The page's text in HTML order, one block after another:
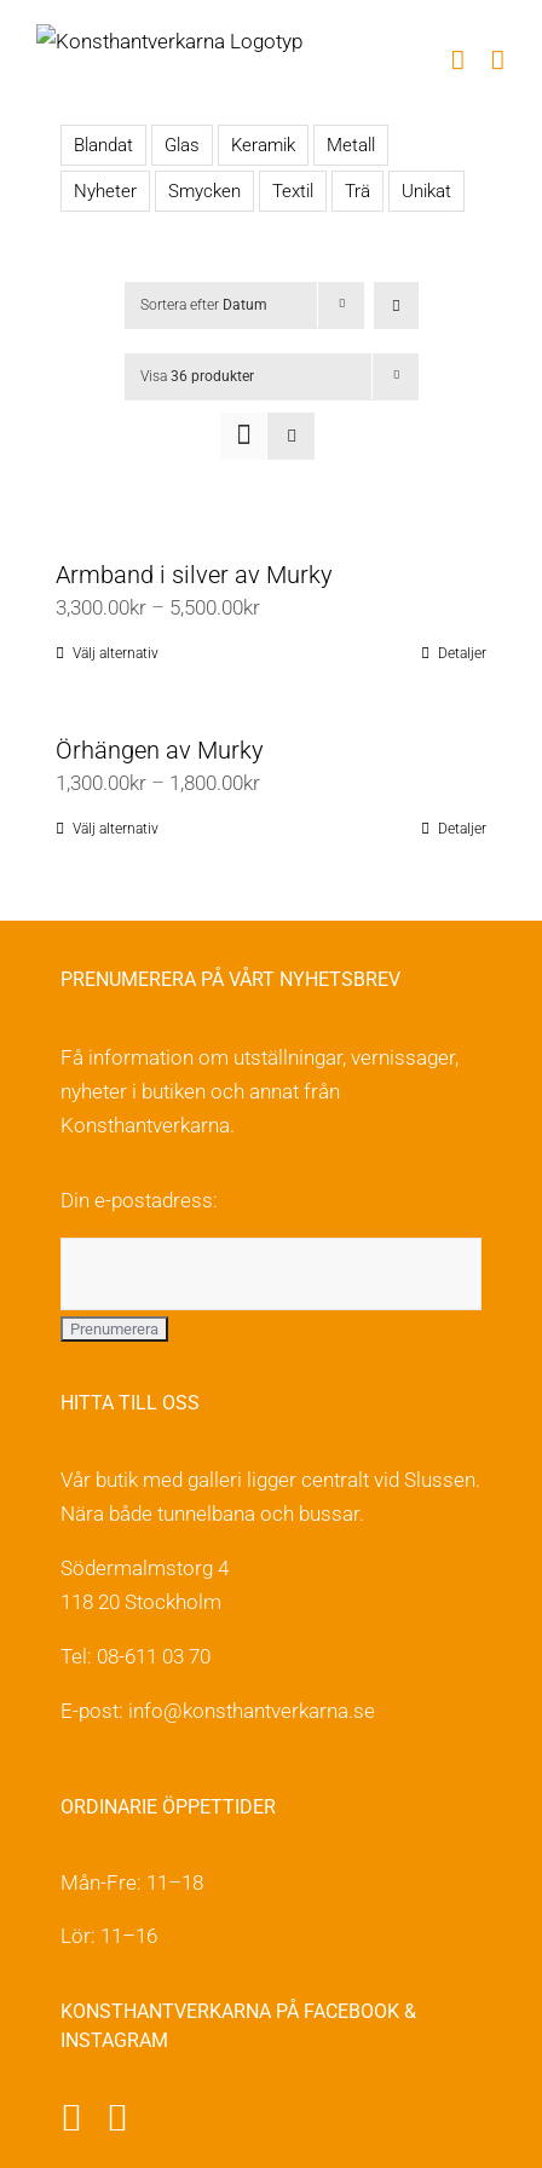
Blandat Glas Keramik Metall
Nyheter Smycken Textil Trä Unikat
Sortera efter Datum
Visa 36 produkter
Armband i silver av Murky
3,300.00kr – 5,500.00krPrisintervall:
Välj alternativDen
har
flera
varianter.
produktsidan
Detaljer
Örhängen av Murky
1,300.00kr – 1,800.00krPrisintervall:
Välj alternativDen
flera
olika
alternativen
kan
på
produktsidan
Detaljer
PRENUMERERA PÅ VÅRT NYHETSBREV
Få information om utställningar, vernissager,
nyheter i butiken och annat från
Konsthantverkarna.
Din e-postadress:
HITTA TILL OSS
Vår butik med galleri ligger centralt vid Slussen.
Nära både tunnelbana och bussar.
Södermalmstorg 4
118 20 Stockholm
Tel: 08-611 03 70
E-post: info@konsthantverkarna.se
ORDINARIE ÖPPETTIDER
Mån-Fre: 11–18
Lör: 11–16
KONSTHANTVERKARNA PÅ FACEBOOK &
INSTAGRAM